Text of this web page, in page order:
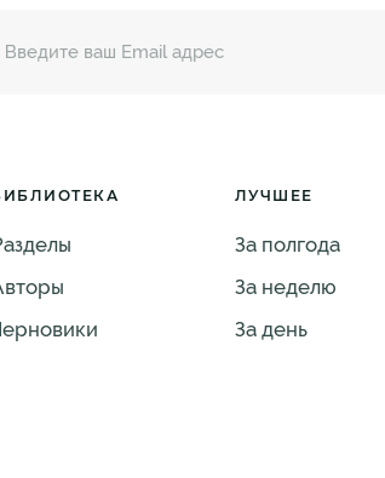
ЛУЧШЕЕ
За полгода
За неделю
За день